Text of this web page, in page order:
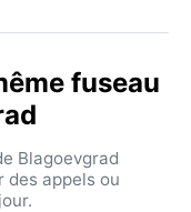
fuseau
Blagoevgrad
appels ou